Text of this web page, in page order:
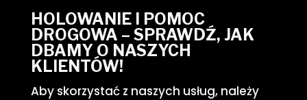
HOLOWANIE I POMOC
DROGOWA – SPRAWDŹ, JAK
DBAMY O NASZYCH
KLIENTÓW!
Aby skorzystać z naszych usług, należy